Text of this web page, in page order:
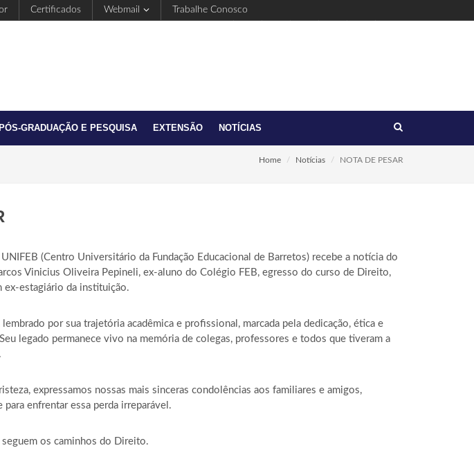
Certificados Webmail Trabalhe Conosco
PÓS-GRADUAÇÃO E PESQUISA EXTENSÃO NOTÍCIAS
Home Notícias NOTA DE PESAR
(Centro Universitário da Fundação Educacional de Barretos) recebe a notícia do
Vinicius Oliveira Pepineli, ex-aluno do Colégio FEB, egresso do curso de Direito,
ex-estagiário da instituição.
por sua trajetória acadêmica e profissional, marcada pela dedicação, ética e
legado permanece vivo na memória de colegas, professores e todos que tiveram a
expressamos nossas mais sinceras condolências aos familiares e amigos,
enfrentar essa perda irreparável.
os caminhos do Direito.